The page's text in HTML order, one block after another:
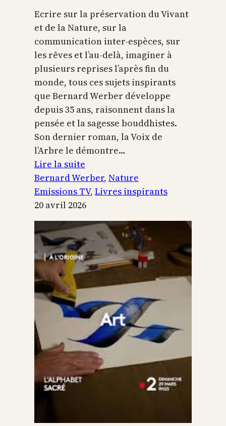
Ecrire sur la préservation du Vivant
et de la Nature, sur la
communication inter-espèces, sur
les rêves et l’au-delà, imaginer à
plusieurs reprises l’après fin du
monde, tous ces sujets inspirants
que Bernard Werber développe
depuis 35 ans, raisonnent dans la
pensée et la sagesse bouddhistes.
Son dernier roman, la Voix de
l’Arbre le démontre…
Lire la suite
La
Voix
de
l’arbre
Bernard Werber, Nature
Emissions TV, Livres inspirants
20 avril 2026